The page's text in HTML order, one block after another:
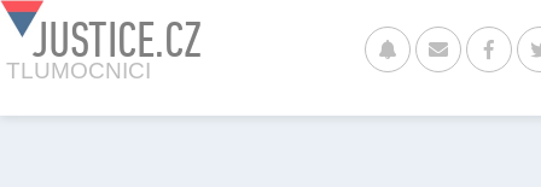
JUSTICE.CZ
TLUMOCNICI